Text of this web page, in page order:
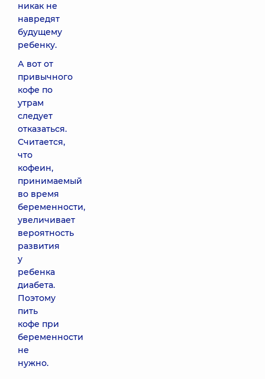
никак не
навредят
будущему
ребенку.
А вот от
привычного
кофе по
утрам
следует
отказаться.
Считается,
что
кофеин,
принимаемый
во время
беременности,
увеличивает
вероятность
развития
у
ребенка
диабета.
Поэтому
пить
кофе при
беременности
не
нужно.